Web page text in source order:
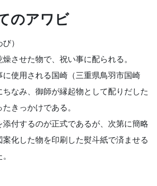
のアワビ
）
させた物で、祝い事に配られる。
使用される国崎（三重県鳥羽市国崎
なみ、御師が縁起物として配りだした
きっかけである。
付するのが正式であるが、次第に簡略
化した物を印刷した熨斗紙で済ませる